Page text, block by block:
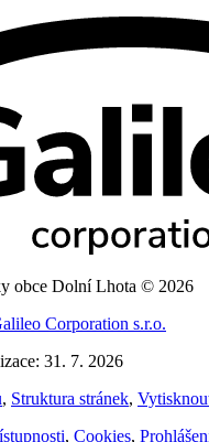
obce Dolní Lhota © 2026
Corporation s.r.o.
31. 7. 2026
, Struktura stránek,
, Cookies,